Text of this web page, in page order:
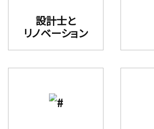
設計士と
リノベーション